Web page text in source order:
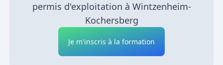
permis d'exploitation à Wintzenheim-
Kochersberg
Je m'inscris à la formation